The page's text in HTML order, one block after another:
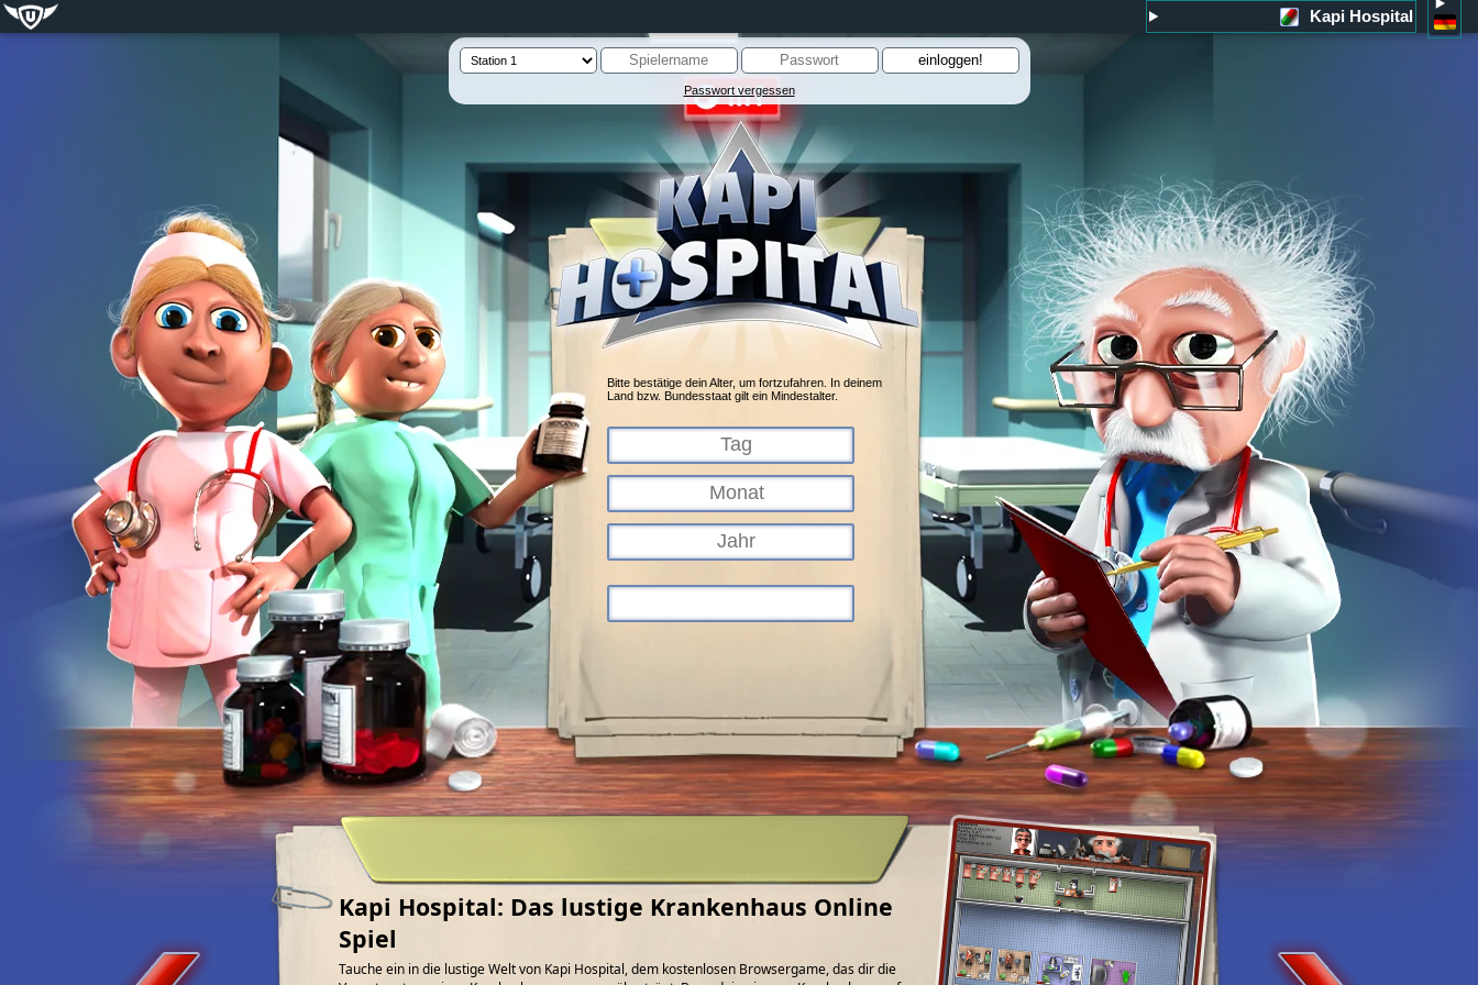
Kapi Hospital
Passwort vergessen
Bitte bestätige dein Alter, um fortzufahren. In deinem
Land bzw. Bundesstaat gilt ein Mindestalter.
Kapi Hospital: Das lustige Krankenhaus Online
Spiel
Tauche ein in die lustige Welt von Kapi Hospital, dem kostenlosen Browsergame, das dir die